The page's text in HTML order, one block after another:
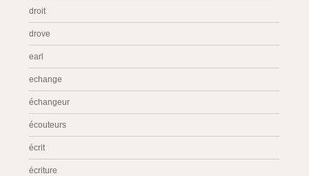
droit
drove
earl
echange
échangeur
écouteurs
écrit
écriture